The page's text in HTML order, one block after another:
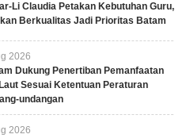
Li Claudia Petakan Kebutuhan Guru,
Berkualitas Jadi Prioritas Batam
2026
Dukung Penertiban Pemanfaatan
Sesuai Ketentuan Peraturan
undangan
2026